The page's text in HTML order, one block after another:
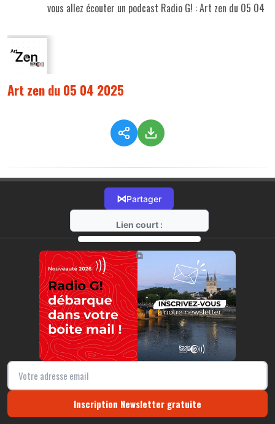
vous allez écouter un podcast Radio G! : Art zen du 05 04
Art zen du 05 04 2025
⋈Partager
Lien court :
https://radio-g.fr?17314
⧉
Inscription Newsletter gratuite